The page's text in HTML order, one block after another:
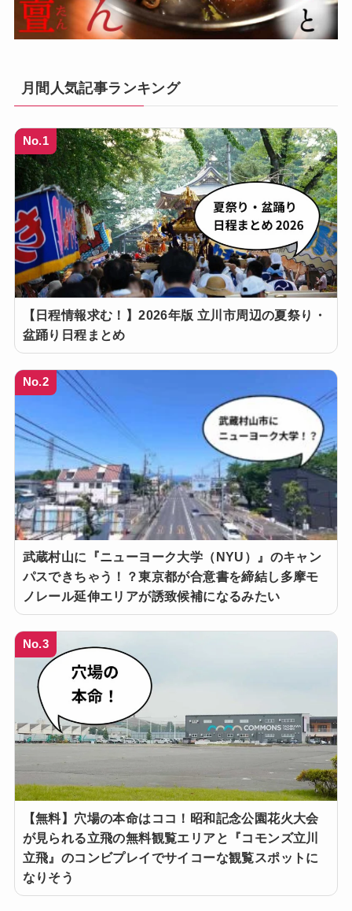
月間人気記事ランキング
No.1
【日程情報求む！】2026年版 立川市周辺の夏祭り・
盆踊り日程まとめ
No.2
武蔵村山に『ニューヨーク大学（NYU）』のキャン
パスできちゃう！？東京都が合意書を締結し多摩モ
ノレール延伸エリアが誘致候補になるみたい
No.3
【無料】穴場の本命はココ！昭和記念公園花火大会
が見られる立飛の無料観覧エリアと『コモンズ立川
立飛』のコンビプレイでサイコーな観覧スポットに
なりそう